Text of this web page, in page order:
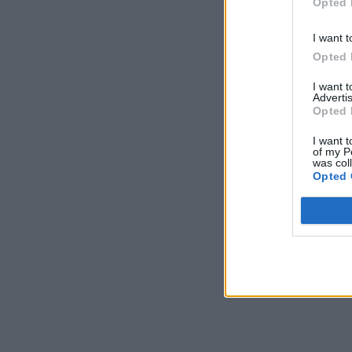
I want
Opted
I want
Opted
I want
of my
was
Opted